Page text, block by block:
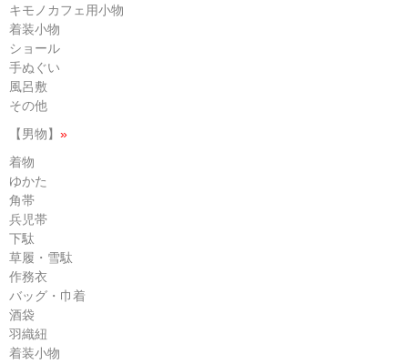
キモノカフェ用小物
着装小物
ショール
手ぬぐい
風呂敷
その他
【男物】 »
着物
ゆかた
角帯
兵児帯
下駄
草履・雪駄
作務衣
バッグ・巾着
酒袋
羽織紐
着装小物